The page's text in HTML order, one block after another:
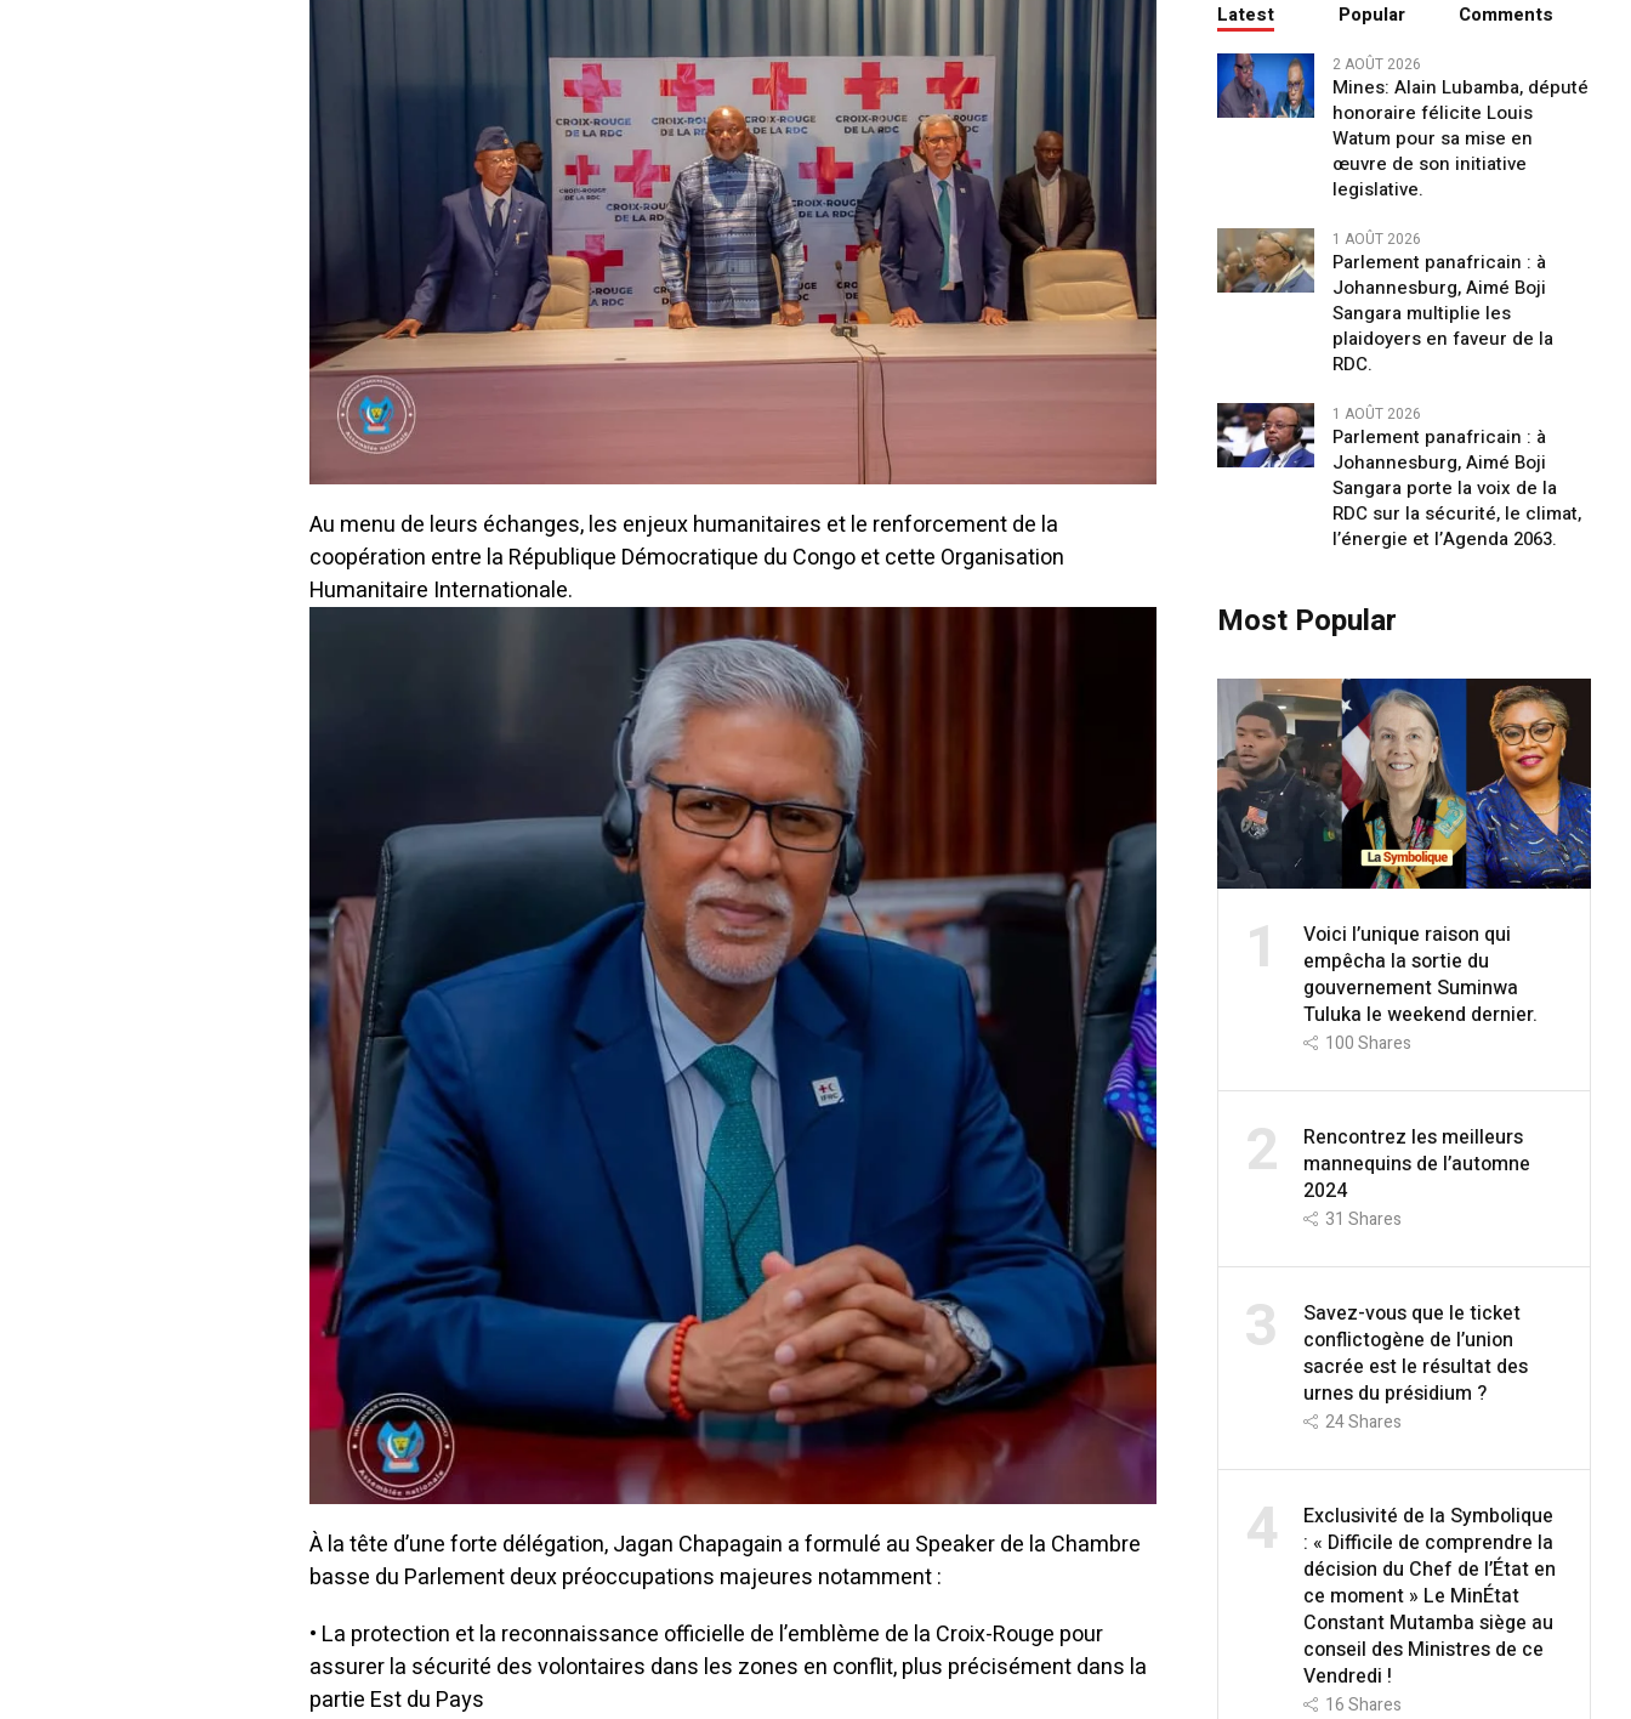
Au menu de leurs échanges, les enjeux humanitaires et le renforcement de la
coopération entre la République Démocratique du Congo et cette Organisation
Humanitaire Internationale.
À la tête d’une forte délégation, Jagan Chapagain a formulé au Speaker de la Chambre
basse du Parlement deux préoccupations majeures notamment :
• La protection et la reconnaissance officielle de l’emblème de la Croix-Rouge pour
assurer la sécurité des volontaires dans les zones en conflit, plus précisément dans la
partie Est du Pays
Latest Popular Comments
2 AOÛT 2026
Mines: Alain Lubamba, député
honoraire félicite Louis
Watum pour sa mise en
œuvre de son initiative
legislative.
1 AOÛT 2026
Parlement panafricain : à
Johannesburg, Aimé Boji
Sangara multiplie les
plaidoyers en faveur de la
RDC.
1 AOÛT 2026
Parlement panafricain : à
Johannesburg, Aimé Boji
Sangara porte la voix de la
RDC sur la sécurité, le climat,
l’énergie et l’Agenda 2063.
Most Popular
1
Voici l’unique raison qui
empêcha la sortie du
gouvernement Suminwa
Tuluka le weekend dernier.
100Shares
2
Rencontrez les meilleurs
mannequins de l’automne
2024
31 Shares
3
Savez-vous que le ticket
conflictogène de l’union
sacrée est le résultat des
urnes du présidium ?
24Shares
4
Exclusivité de la Symbolique
: « Difficile de comprendre la
décision du Chef de l’État en
ce moment » Le MinÉtat
Constant Mutamba siège au
conseil des Ministres de ce
Vendredi !
16Shares